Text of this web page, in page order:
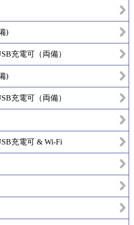
)
充電可（両備）
)
充電可（両備）
充電可 & Wi-Fi